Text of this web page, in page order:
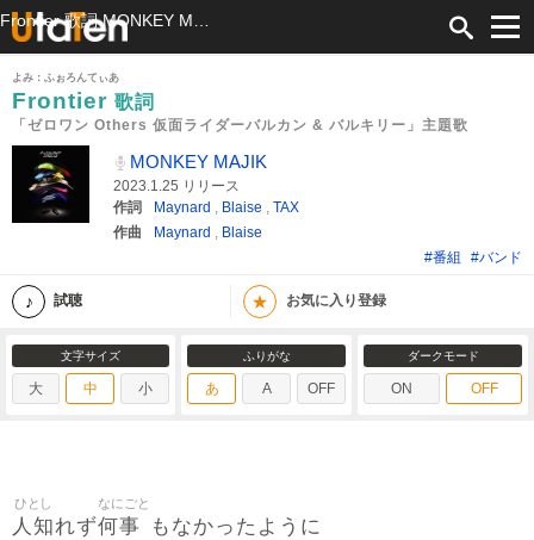
よみ：ふぉろんてぃあ
Frontier 歌詞
「ゼロワン Others 仮面ライダーバルカン & バルキリー」主題歌
MONKEY MAJIK
2023.1.25 リリース
作詞
Maynard , Blaise , TAX
作曲
Maynard , Blaise
#番組
#バンド
試聴 ★ お気に入り登録
文字サイズ
大 中 小
ふりがな
あ A OFF
ダークモード
ON OFF
人知
ひとし
れず何事
なにごと
もなかったように